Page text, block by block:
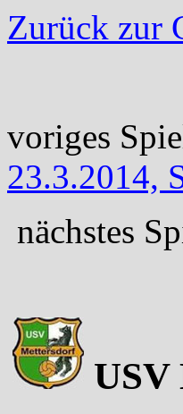
Zurück zur
voriges
23.3.2014,
nächstes
USV